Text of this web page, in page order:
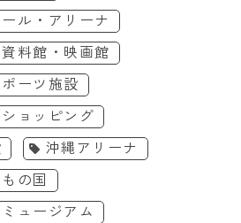
こども
ジョイサ
)〜8月31
の国2026夏
エンジョイ
［7/24-9/6］ほ
い!?博物館2026
料/夏休み＠沖縄
よ！7/24〜
ル・アリーナ
料館・映画館
ーツ施設
ョッピング
沖縄アリーナ
の国
ュージアム